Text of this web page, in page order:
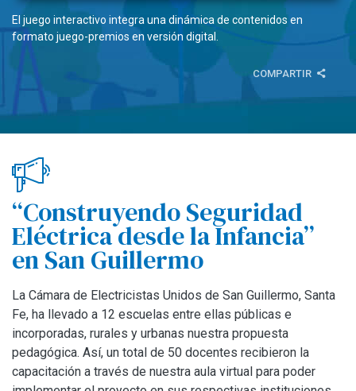
El juego interactivo integra una dinámica de contenidos en
formato juego-premios en versión digital.
COMPARTIR
“Construyendo Seguridad
Eléctrica desde la Infancia”
en San Guillermo
La Cámara de Electricistas Unidos de San Guillermo, Santa
Fe, ha llevado a 12 escuelas entre ellas públicas e
incorporadas, rurales y urbanas nuestra propuesta
pedagógica. Así, un total de 50 docentes recibieron la
capacitación a través de nuestra aula virtual para poder